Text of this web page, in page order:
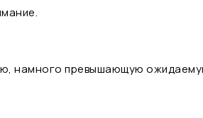
намного превышающую